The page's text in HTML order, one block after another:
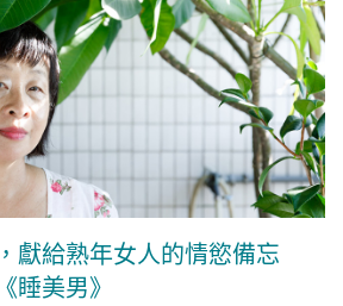
獻給熟年女人的情慾備忘
睡美男》